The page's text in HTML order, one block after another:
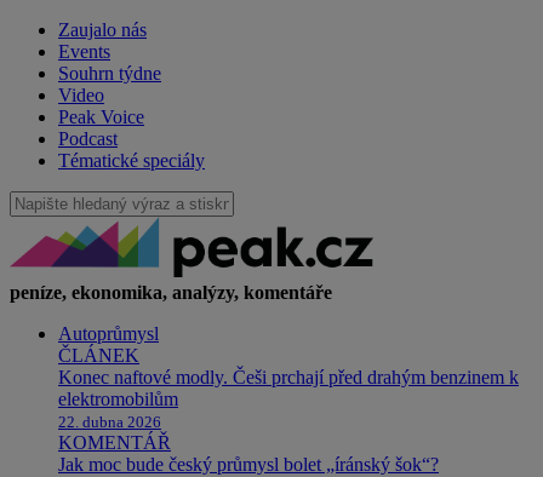
Zaujalo nás
Events
Souhrn týdne
Video
Peak Voice
Podcast
Tématické speciály
peníze, ekonomika, analýzy, komentáře
Autoprůmysl
ČLÁNEK
Konec naftové modly. Češi prchají před drahým benzinem k
elektromobilům
22. dubna 2026
KOMENTÁŘ
Jak moc bude český průmysl bolet „íránský šok“?